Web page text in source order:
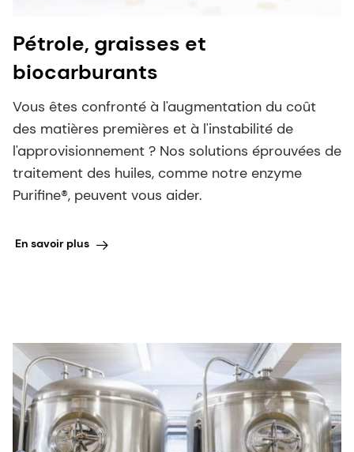
Pétrole, graisses et
biocarburants
Vous êtes confronté à l'augmentation du coût
des matières premières et à l'instabilité de
l'approvisionnement ? Nos solutions éprouvées de
traitement des huiles, comme notre enzyme
Purifine®, peuvent vous aider.
En savoir plus